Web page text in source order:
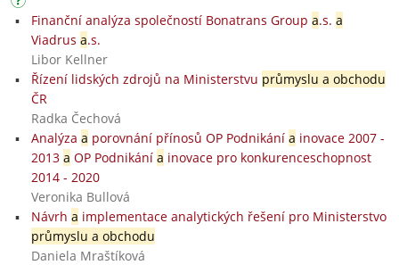
Finanční analýza společností Bonatrans Group a.s. a
Viadrus a.s.
Libor Kellner
Řízení lidských zdrojů na Ministerstvu průmyslu a obchodu
ČR
Radka Čechová
Analýza a porovnání přínosů OP Podnikání a inovace 2007 -
2013 a OP Podnikání a inovace pro konkurenceschopnost
2014 - 2020
Veronika Bullová
Návrh a implementace analytických řešení pro Ministerstvo
průmyslu a obchodu
Daniela Mraštíková